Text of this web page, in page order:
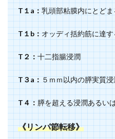
T１a：乳頭部粘膜内にとど
T１b：オッディ括約筋に達
T２：十二指腸浸潤
T３a：５ｍｍ以内の膵実質浸
T４：膵を超える浸潤あるい
《リンパ節転移》